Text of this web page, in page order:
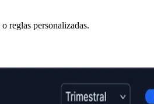
reglas personalizadas.